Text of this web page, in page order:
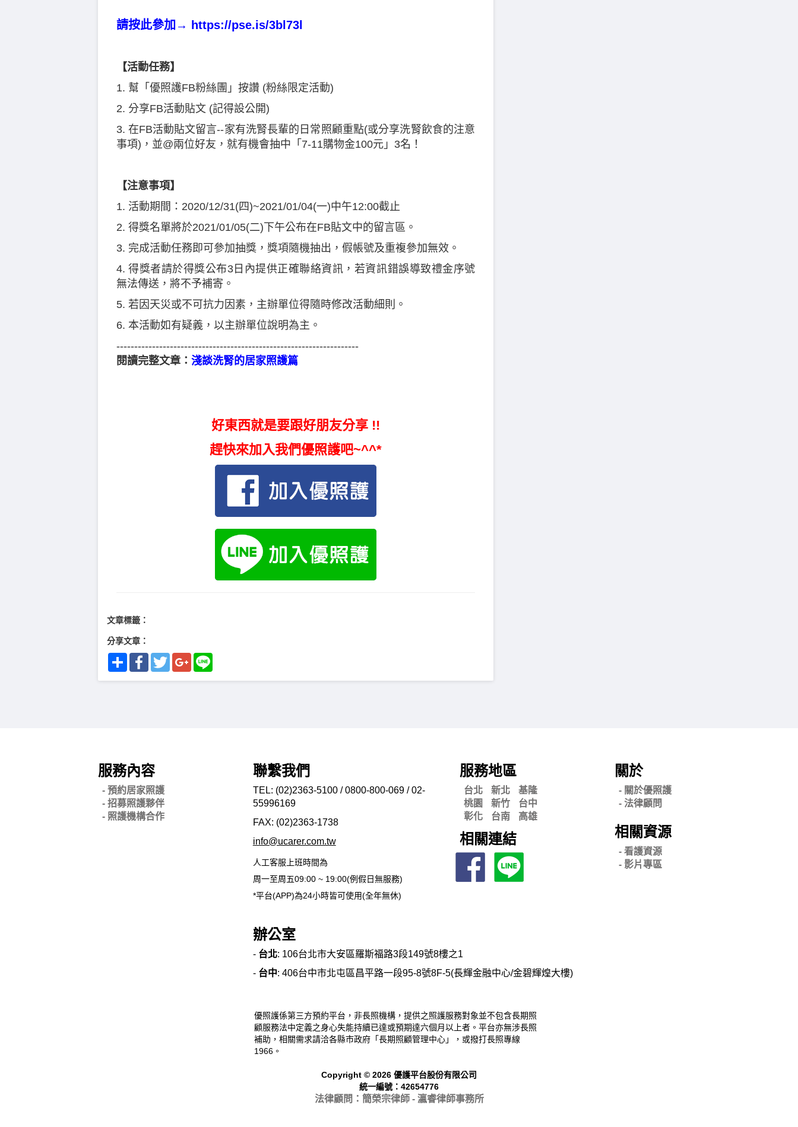
請按此參加→ https://pse.is/3bl73l
【活動任務】
1. 幫「優照護FB粉絲團」按讚 (粉絲限定活動)
2. 分享FB活動貼文 (記得設公開)
3. 在FB活動貼文留言--家有洗腎長輩的日常照顧重點(或分享洗腎飲食的注意
事項)，並@兩位好友，就有機會抽中「7-11購物金100元」3名！
【注意事項】
1. 活動期間：2020/12/31(四)~2021/01/04(一)中午12:00截止
2. 得獎名單將於2021/01/05(二)下午公布在FB貼文中的留言區。
3. 完成活動任務即可參加抽獎，獎項隨機抽出，假帳號及重複參加無效。
4. 得獎者請於得獎公布3日內提供正確聯絡資訊，若資訊錯誤導致禮金序號
無法傳送，將不予補寄。
5. 若因天災或不可抗力因素，主辦單位得隨時修改活動細則。
6. 本活動如有疑義，以主辦單位說明為主。
--------------------------------------------------------------------
閱讀完整文章： 淺談洗腎的居家照護篇
好東西就是要跟好朋友分享 !!
趕快來加入我們優照護吧~^^*
文章標籤：
分享文章：
ShareFacebookTwitterGoogle+Line
服務內容
- 預約居家照護
- 招募照護夥伴
- 照護機構合作
聯繫我們
TEL: (02)2363-5100 / 0800-800-069 / 02-
55996169
FAX: (02)2363-1738
info@ucarer.com.tw
人工客服上班時間為
周一至周五09:00 ~ 19:00(例假日無服務)
*平台(APP)為24小時皆可使用(全年無休)
服務地區
台北 新北
基隆
桃園
新竹
台中
彰化
台南 高雄
相關連結
關於
- 關於優照護
-法律顧問
相關資源
- 看護資源
- 影片專區
辦公室
- 台北: 106台北市大安區羅斯福路3段149號8樓之1
- 台中: 406台中市北屯區昌平路一段95-8號8F-5(長輝金融中心/金碧輝煌大樓)
優照護係第三方預約平台，非長照機構，提供之照護服務對象並不包含長期照
顧服務法中定義之身心失能持續已達或預期達六個月以上者。平台亦無涉長照
補助，相關需求請洽各縣市政府「長期照顧管理中心」，或撥打長照專線
1966。
Copyright © 2026 優護平台股份有限公司
統一編號：42654776
法律顧問：簡榮宗律師 - 瀛睿律師事務所